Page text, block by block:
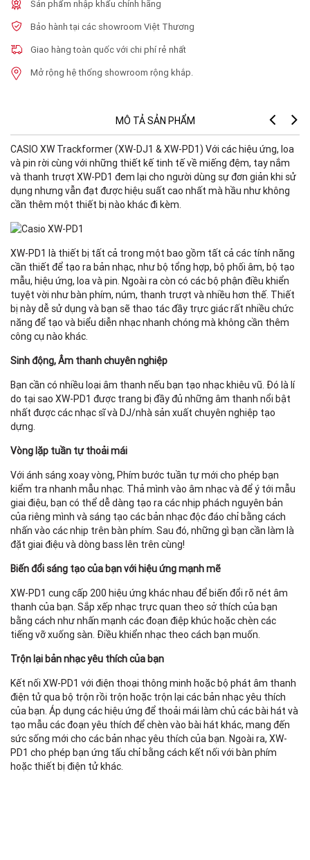
Sản phẩm nhập khẩu chính hãng
Bảo hành tại các showroom Việt Thương
Giao hàng toàn quốc với chi phí rẻ nhất
Mở rộng hệ thống showroom rộng khắp.
MÔ TẢ SẢN PHẨM
CASIO XW Trackformer (XW-DJ1 & XW-PD1) Với các hiệu ứng, loa
và pin rời cùng với những thiết kế tinh tế về miếng đệm, tay nắm
và thanh trượt XW-PD1 đem lại cho người dùng sự đơn giản khi sử
dụng nhưng vẫn đạt được hiệu suất cao nhất mà hầu như không
cần thêm một thiết bị nào khác đi kèm.
XW-PD1 là thiết bị tất cả trong một bao gồm tất cả các tính năng
cần thiết để tạo ra bản nhạc, như bộ tổng hợp, bộ phối âm, bộ tạo
mẫu, hiệu ứng, loa và pin. Ngoài ra còn có các bộ phận điều khiển
tuyệt vời như bàn phím, núm, thanh trượt và nhiều hơn thế. Thiết
bị này dễ sử dụng và bạn sẽ thao tác đầy trực giác rất nhiều chức
năng để tạo và biểu diễn nhạc nhanh chóng mà không cần thêm
công cụ nào khác.
Sinh động, Âm thanh chuyên nghiệp
Bạn cần có nhiều loại âm thanh nếu bạn tạo nhạc khiêu vũ. Đó là lí
do tại sao XW-PD1 được trang bị đầy đủ những âm thanh nổi bật
nhất được các nhạc sĩ và DJ/nhà sản xuất chuyên nghiệp tạo
dựng.
Vòng lặp tuần tự thoải mái
Với ánh sáng xoay vòng, Phím bước tuần tự mới cho phép bạn
kiểm tra nhanh mẫu nhạc. Thả mình vào âm nhạc và để ý tới mẫu
giai điệu, bạn có thể dễ dàng tạo ra các nhịp phách nguyên bản
của riêng mình và sáng tạo các bản nhạc độc đáo chỉ bằng cách
nhấn vào các nhịp trên bàn phím. Sau đó, những gì bạn cần làm là
đặt giai điệu và dòng bass lên trên cùng!
Biến đổi sáng tạo của bạn với hiệu ứng mạnh mẽ
XW-PD1 cung cấp 200 hiệu ứng khác nhau để biến đổi rõ nét âm
thanh của bạn. Sắp xếp nhạc trực quan theo sở thích của bạn
bằng cách như nhấn mạnh các đoạn điệp khúc hoặc chèn các
tiếng vỡ xuống sàn. Điều khiển nhạc theo cách bạn muốn.
Trộn lại bản nhạc yêu thích của bạn
Kết nối XW-PD1 với điện thoại thông minh hoặc bộ phát âm thanh
điện tử qua bộ trộn rồi trộn hoặc trộn lại các bản nhạc yêu thích
của bạn. Áp dụng các hiệu ứng để thoải mái làm chủ các bài hát và
tạo mẫu các đoạn yêu thích để chèn vào bài hát khác, mang đến
sức sống mới cho các bản nhạc yêu thích của bạn. Ngoài ra, XW-
PD1 cho phép bạn ứng tấu chỉ bằng cách kết nối với bàn phím
hoặc thiết bị điện tử khác.